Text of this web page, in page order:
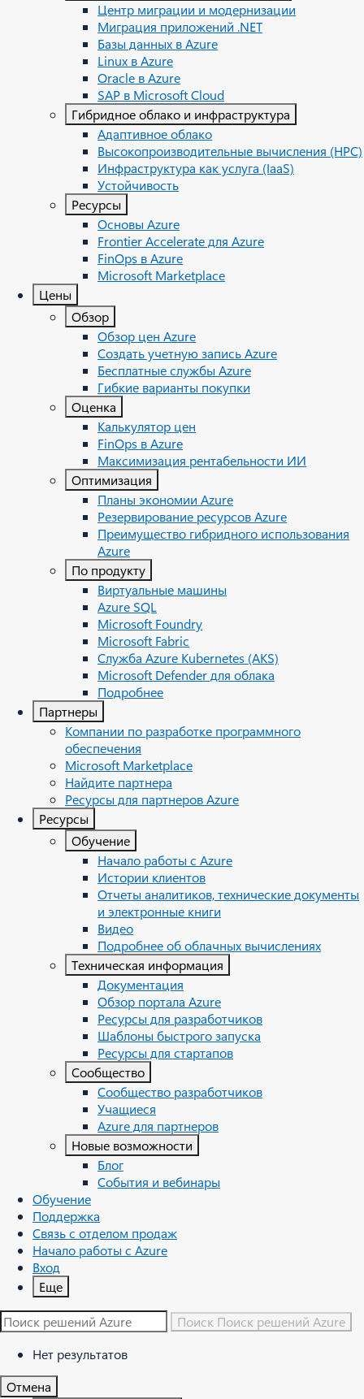
Центр миграции и модернизации
Миграция приложений .NET
Базы данных в Azure
Linux в Azure
Oracle в Azure
SAP в Microsoft Cloud
Гибридное облако и инфраструктура
Адаптивное облако
Высокопроизводительные вычисления (HPC)
Инфраструктура как услуга (IaaS)
Устойчивость
Ресурсы
Oсновы Azure
Frontier Accelerate для Azure
FinOps в Azure
Microsoft Marketplace
Цены
Обзор
Обзор цен Azure
Создать учетную запись Azure
Бесплатные службы Azure
Гибкие варианты покупки
Оценка
Калькулятор цен
FinOps в Azure
Максимизация рентабельности ИИ
Оптимизация
Планы экономии Azure
Резервирование ресурсов Azure
Преимущество гибридного использования
Azure
По продукту
Виртуальные машины
Azure SQL
Microsoft Foundry
Microsoft Fabric
Служба Azure Kubernetes (AKS)
Microsoft Defender для облака
Подробнее
Партнеры
Компании по разработке программного
обеспечения
Microsoft Marketplace
Найдите партнера
Ресурсы для партнеров Azure
Ресурсы
Обучение
Начало работы с Azure
Истории клиентов
Отчеты аналитиков, технические документы
и электронные книги
Видео
Подробнее об облачных вычислениях
Техническая информация
Документация
Обзор портала Azure
Ресурсы для разработчиков
Шаблоны быстрого запуска
Ресурсы для стартапов
Сообщество
Сообщество разработчиков
Учащиеся
Azure для партнеров
Новые возможности
Блог
События и вебинары
Обучение
Поддержка
Связь с отделом продаж
Начало работы с Azure
Вход
Еще
Поиск Поиск решений Azure
Нет результатов
Отмена